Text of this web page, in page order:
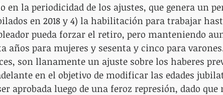
en la periodicidad de los ajustes, que genera un
en 2018 y 4) la habilitación para trabajar
pueda forzar el retiro, pero manteniendo
años para mujeres y sesenta y cinco para
son llanamente un ajuste sobre los haberes
en el objetivo de modificar las edades
aprobada luego de una feroz represión, dado